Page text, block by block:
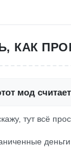
КАК
мод
тут всё